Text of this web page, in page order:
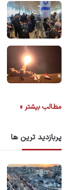
مطالب بیشتر »
پربازدید ترین ها